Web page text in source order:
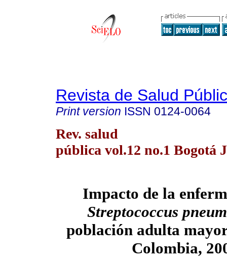
Revista de Salud
Print version ISSN 0124-0064
Rev. salud
pública vol.12 no.1 Bogotá
Impacto de la
Streptococcus
población adulta
Colombia,